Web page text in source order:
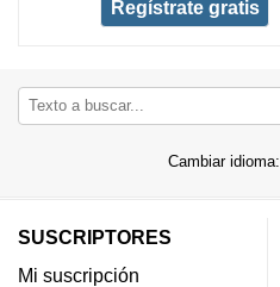
Regístrate gratis
Cambiar idioma:
SUSCRIPTORES
Mi suscripción